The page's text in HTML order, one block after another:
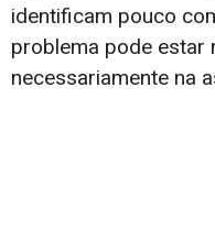
identificam pouco
problema pode estar
necessariamente na